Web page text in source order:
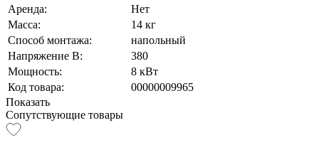
Аренда:
Нет
Масса:
14 кг
Способ монтажа:
напольный
Напряжение В:
380
Мощность:
8 кВт
Код товара:
00000009965
Показать
Сопутствующие товары